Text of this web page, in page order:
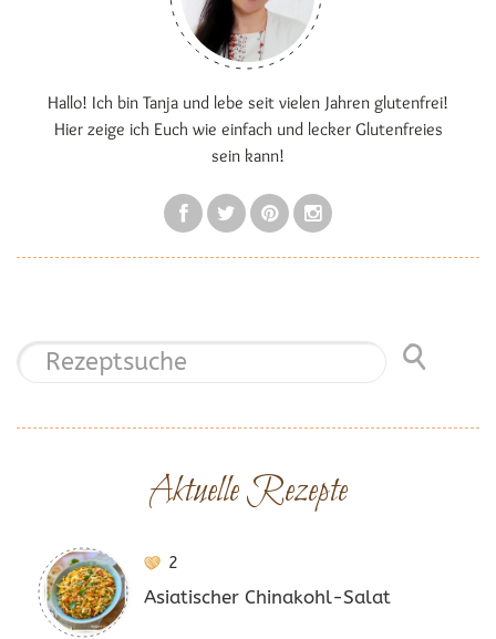
Hallo! Ich bin Tanja und lebe seit vielen Jahren glutenfrei!
Hier zeige ich Euch wie einfach und lecker Glutenfreies
sein kann!
Aktuelle Rezepte
2
Asiatischer Chinakohl-Salat